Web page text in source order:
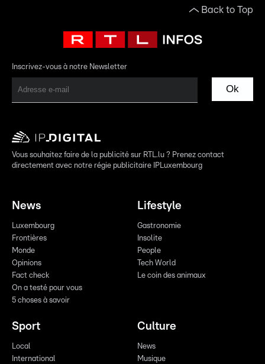
Back to Top
Inscrivez-vous à notre Newsletter
Ok
Vous souhaitez faire de la publicité sur RTL.lu ? Prenez contact
directement avec notre régie publicitaire IPLuxembourg
News
Luxembourg
Frontières
Monde
Opinions
Fact check
On a testé pour vous
5 choses à savoir
Lifestyle
Gastronomie
Insolite
People
Tech World
Le coin des animaux
Sport
Local
International
Culture
News
Musique